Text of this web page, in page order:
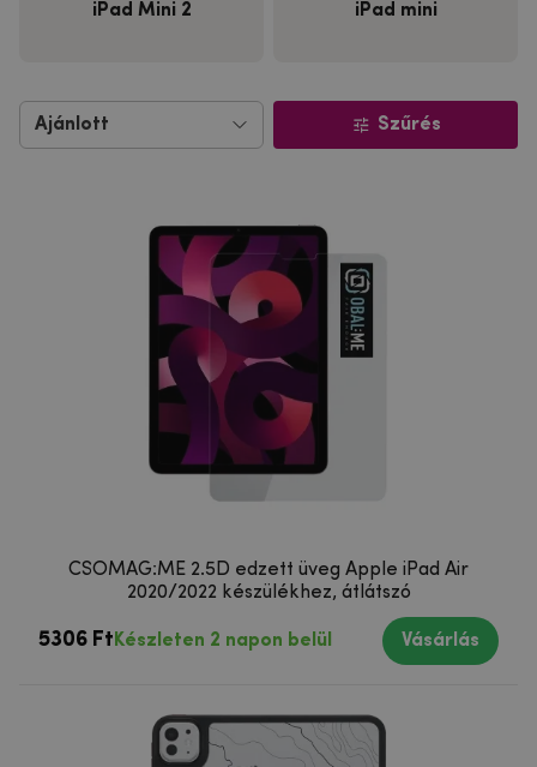
iPad Mini 2 iPad mini
CSOMAG:ME 2.5D edzett üveg Apple iPad Air
2020/2022 készülékhez, átlátszó
5306 Ft Készleten 2 napon belül Vásárlás
Szűrés